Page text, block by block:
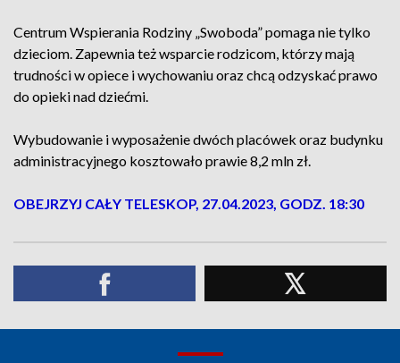
Centrum Wspierania Rodziny „Swoboda” pomaga nie tylko
dzieciom. Zapewnia też wsparcie rodzicom, którzy mają
trudności w opiece i wychowaniu oraz chcą odzyskać prawo
do opieki nad dziećmi.
Wybudowanie i wyposażenie dwóch placówek oraz budynku
administracyjnego kosztowało prawie 8,2 mln zł.
OBEJRZYJ CAŁY TELESKOP, 27.04.2023, GODZ. 18:30